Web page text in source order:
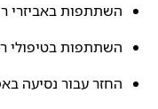
השתתפות באביזרי
השתתפות בטיפולי
החזר עבור נסיעה